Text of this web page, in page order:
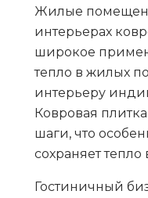
Жилые
интерьерах
широкое
тепло в жилых
интерьеру
Ковровая
шаги, что
сохраняет
Гостиничный